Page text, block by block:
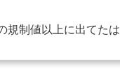
規制値以上に出てたは